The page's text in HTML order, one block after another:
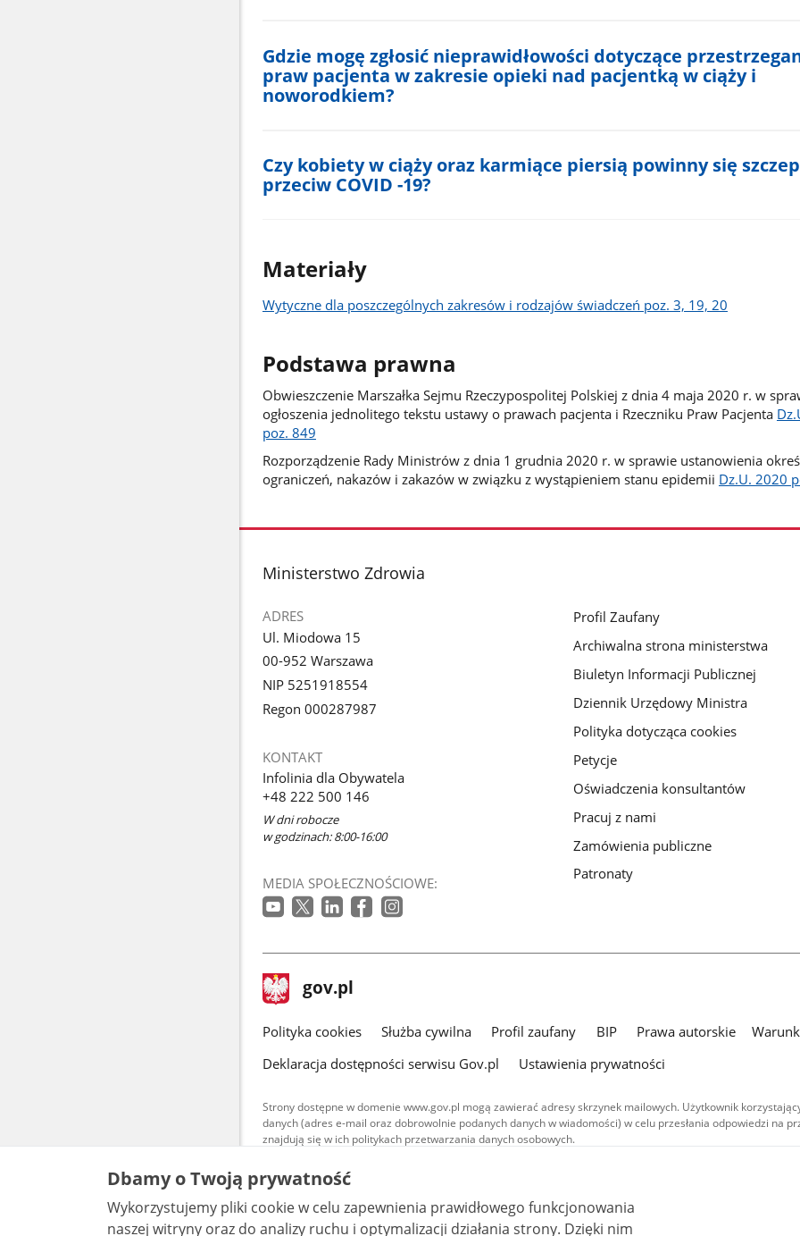
Gdzie mogę zgłosić nieprawidłowości dotyczące
praw pacjenta w zakresie opieki nad pacjentką w ciąży i
noworodkiem?
Czy kobiety w ciąży oraz karmiące piersią powinny się
przeciw COVID -19?
Materiały
Wytyczne dla poszczególnych zakresów i rodzajów świadczeń poz. 3, 19, 20
Podstawa prawna
Obwieszczenie Marszałka Sejmu Rzeczypospolitej Polskiej z dnia 4 maja 2020 r. w
ogłoszenia jednolitego tekstu ustawy o prawach pacjenta i Rzeczniku Praw Pacjenta
poz. 849
Rozporządzenie Rady Ministrów z dnia 1 grudnia 2020 r. w sprawie ustanowienia
ograniczeń, nakazów i zakazów w związku z wystąpieniem stanu epidemii Dz.U. 2020
stopka
Ministerstwo Zdrowia
ADRES
Ul. Miodowa 15
00-952 Warszawa
NIP 5251918554
Regon 000287987
KONTAKT
Infolinia dla Obywatela
+48 222 500 146
W dni robocze
w godzinach: 8:00-16:00
MEDIA SPOŁECZNOŚCIOWE:
Profil Zaufany
Archiwalna strona ministerstwa
Biuletyn Informacji Publicznej
Dziennik Urzędowy Ministra
Polityka dotycząca cookies
Petycje
Oświadczenia konsultantów
Pracuj z nami
Zamówienia publiczne
Patronaty
stopka
gov.pl Strona
gov.pl
gov.pl
Polityka cookies Służba cywilna Profil zaufany BIP Prawa autorskie
Deklaracja dostępności serwisu Gov.pl
Ustawienia prywatności
Strony dostępne w domenie www.gov.pl mogą zawierać adresy skrzynek mailowych. Użytkownik
danych (adres e-mail oraz dobrowolnie podanych danych w wiadomości) w celu przesłania odpowiedzi na
znajdują się w ich politykach przetwarzania danych osobowych.
Treści tekstowe publikowane w serwisie (z wyłączeniem treści audiowizualnych), są
udostępniane na licencji typu Creative Commons: uznanie autorstwa - na tych samych
warunkach 4.0 (CC BY-SA 4.0). Materiały audiowizualne, w tym zdjęcia, materiały audio i
są udostępniane na licencji typu Creative Commons: uznanie autorstwa użycie niekomercyjne
bez utworów zależnych 4.0 (CC BY-NC-ND 4.0), o ile nie jest to stwierdzone inaczej.
Dbamy o Twoją prywatność
Wykorzystujemy pliki cookie w celu zapewnienia prawidłowego funkcjonowania
naszej witryny oraz do analizy ruchu i optymalizacji działania strony. Dzięki nim